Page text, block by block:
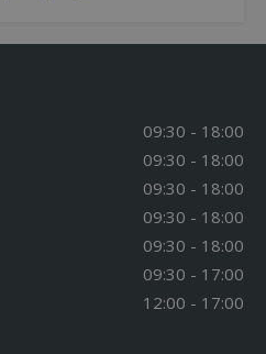
09:30 - 18:00
09:30 - 18:00
09:30 - 18:00
09:30 - 18:00
09:30 - 18:00
09:30 - 17:00
12:00 - 17:00